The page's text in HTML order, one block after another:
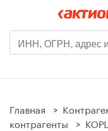
Главная >
контрагенты >